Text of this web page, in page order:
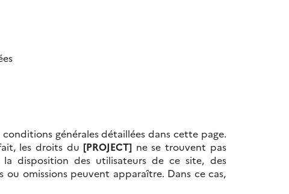
générales détaillées dans cette page.
les droits du [PROJECT] ne se trouvent pas
disposition des utilisateurs de ce site, des
ou omissions peuvent apparaître. Dans ce cas,